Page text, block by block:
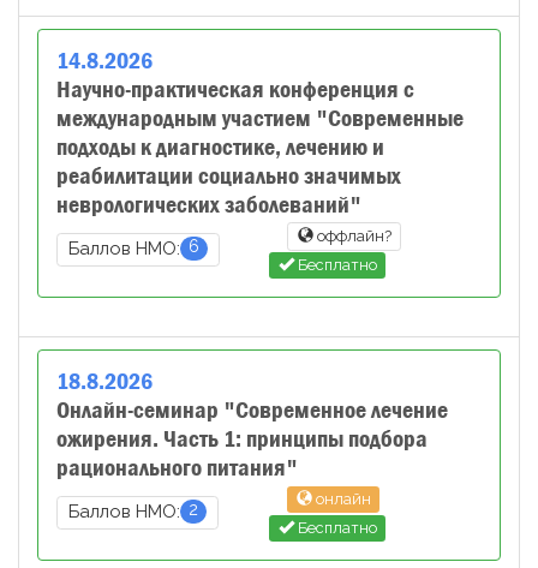
14.8.2026
Научно-практическая конференция с
международным участием "Современные
подходы к диагностике, лечению и
реабилитации социально значимых
неврологических заболеваний"
Баллов НМО: 6
оффлайн?
Бесплатно
18.8.2026
Онлайн-семинар "Современное лечение
ожирения. Часть 1: принципы подбора
рационального питания"
Баллов НМО: 2
онлайн
Бесплатно